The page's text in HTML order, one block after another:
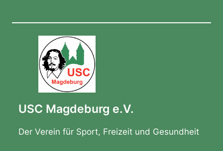
USC Magdeburg e.V.
Der Verein für Sport, Freizeit und Gesundheit